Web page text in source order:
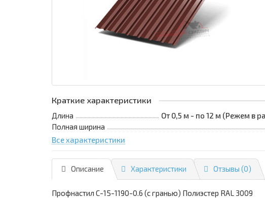
Краткие характеристики
Длина
От 0,5 м - по 12 м (Режем в
Полная ширина
Все характеристики
Описание Характеристики Отзывы (0)
Профнастил С-15-1190-0.6 (с гранью) Полиэстер RAL 3009